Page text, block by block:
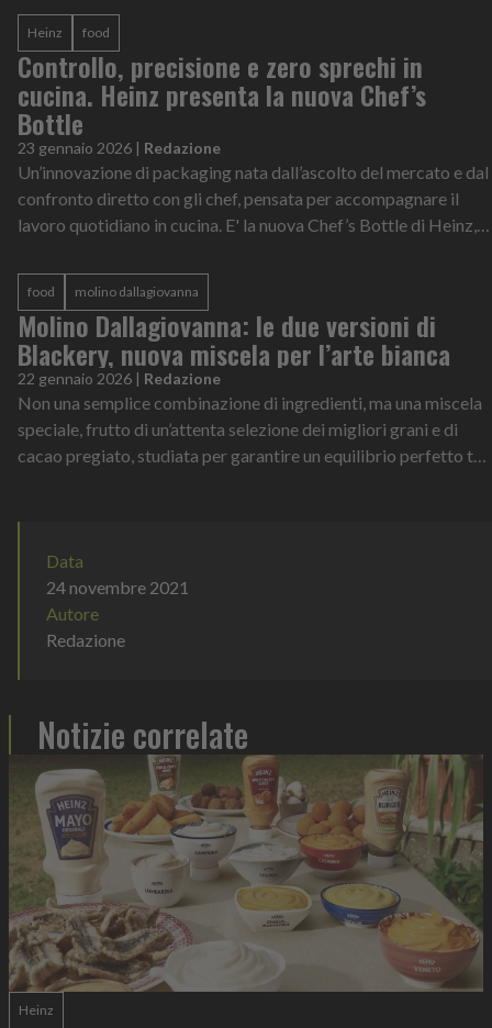
Heinz food
Controllo, precisione e zero sprechi in
cucina. Heinz presenta la nuova Chef’s
Bottle
23 gennaio 2026 | Redazione
Un’innovazione di packaging nata dall’ascolto del mercato e dal
confronto diretto con gli chef, pensata per accompagnare il
lavoro quotidiano in cucina. E' la nuova Chef’s Bottle di Heinz,
food molino dallagiovanna
Molino Dallagiovanna: le due versioni di
Blackery, nuova miscela per l’arte bianca
22 gennaio 2026 | Redazione
Non una semplice combinazione di ingredienti, ma una miscela
speciale, frutto di un’attenta selezione dei migliori grani e di
cacao pregiato, studiata per garantire un equilibrio perfetto tra
Data
24 novembre 2021
Autore
Redazione
Notizie correlate
Heinz